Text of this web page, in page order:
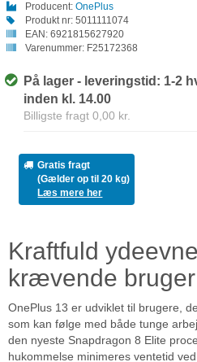
Producent: OnePlus
Produkt nr: 5011111074
EAN: 6921815627920
Varenummer: F25172368
På lager - leveringstid: 1-2
inden kl. 14.00
Billigste fragt 0,00 kr.
Gratis fragt
(Gælder op til 20 kg)
Læs mere her
Kraftfuld
krævende bruger
OnePlus 13 er udviklet til brugere,
som kan følge med både tunge
den nyeste Snapdragon 8 Elite
hukommelse minimeres ventetid